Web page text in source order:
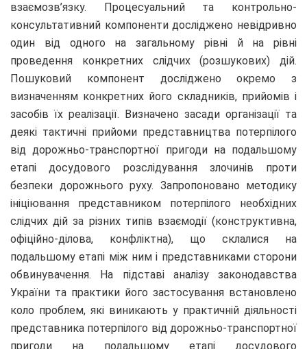
взаємозв’язку. Процесуальний та контрольно-
консультативний компоненти досліджено невідривно
один від одного на загальному рівні й на рівні
проведення конкретних слідчих (розшукових) дій.
Пошуковий компонент досліджено окремо з
визначенням конкретних його складників, прийомів і
засобів їх реалізації. Визначено засади організації та
деякі тактичні прийоми представництва потерпілого
від дорожньо-транспортної пригоди на подальшому
етапі досудового розслідування злочинів проти
безпеки дорожнього руху. Запропоновано методику
ініціювання представником потерпілого необхідних
слідчих дій за різних типів взаємодії (конструктивна,
офіційно-ділова, конфліктна), що склалися на
подальшому етапі між ним і представниками сторони
обвинувачення. На підставі аналізу законодавства
України та практики його застосування встановлено
коло проблем, які виникають у практичній діяльності
представника потерпілого від дорожньо-транспортної
пригоди на подальшому етапі досудового